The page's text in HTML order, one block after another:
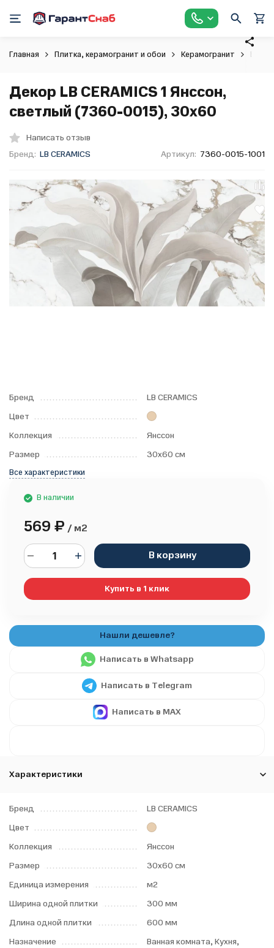
Главная Плитка, керамогранит и обои Керамогранит
Декор LB CERAMICS 1 Янссон,
светлый (7360-0015), 30х60
Написать отзыв
Бренд: LB CERAMICS Артикул: 7360-0015-1001
Бренд
LB CERAMICS
Цвет
Коллекция
Янссон
Размер
30x60 см
Все характеристики
В наличии
569 ₽ / м2
В корзину
Купить в 1 клик
Написать в Whatsapp
Написать в Telegram
Написать в MAX
Характеристики
Бренд
LB CERAMICS
Цвет
Коллекция
Янссон
Размер
30x60 см
Единица измерения
м2
Ширина одной плитки
300 мм
Длина одной плитки
600 мм
Назначение
Ванная комната, Кухня,